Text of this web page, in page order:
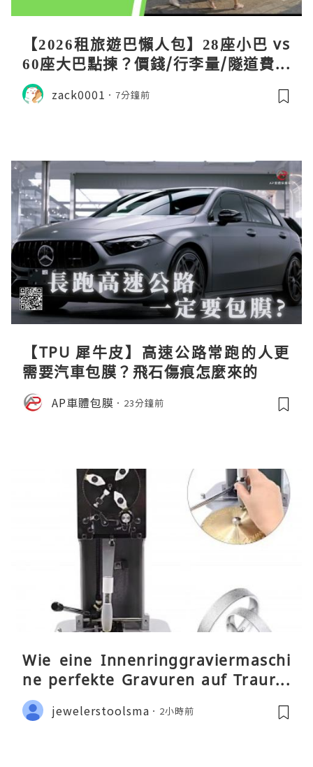
【2026租旅遊巴懶人包】28座小巴 vs
60座大巴點揀？價錢/行李量/隧道費一
文睇清！
zack0001 7分鐘前
【TPU 犀牛皮】高速公路常跑的人更
需要汽車包膜？飛石傷痕怎麼來的
AP車體包膜 23分鐘前
Wie eine Innenringgraviermaschi
ne perfekte Gravuren auf Traurin
gen ermöglicht
jewelerstoolsma 2小時前